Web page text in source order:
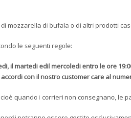
di mozzarella di bufala o di altri prodotti
le seguenti regole:
il martedi edil mercoledi entro le ore
con il nostro customer care al
quando i corrieri non consegnano, le